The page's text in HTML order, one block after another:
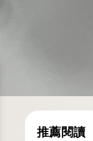
推薦閱讀